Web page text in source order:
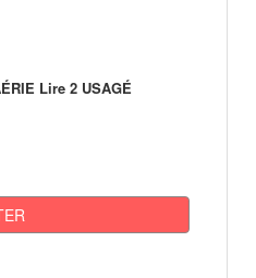
Lire 2 USAGÉ